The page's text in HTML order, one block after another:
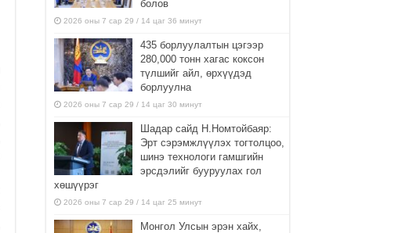
болов
2026 оны 7 сар 29 / 14 цаг 36 минут
435 борлуулалтын цэгээр
280,000 тонн хагас коксон
түлшийг айл, өрхүүдэд
борлуулна
2026 оны 7 сар 29 / 14 цаг 30 минут
Шадар сайд Н.Номтойбаяр:
Эрт сэрэмжлүүлэх тогтолцоо,
шинэ технологи гамшгийн
эрсдэлийг бууруулах гол
хөшүүрэг
2026 оны 7 сар 29 / 14 цаг 25 минут
Монгол Улсын эрэн хайх,